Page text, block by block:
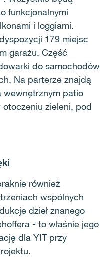
funkcjonalnymi
i loggiami.
179 miejsc
garażu. Część
do samochodów
Na parterze znajdą
wewnętrznym patio
zieleni, pod
również
wspólnych
dzieł znanego
- to właśnie jego
dla YIT przy